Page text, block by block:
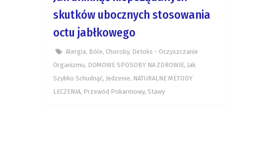
skutków ubocznych stosowania
octu jabłkowego
Alergia, Bóle, Choroby, Detoks - Oczyszczanie
Organizmu, DOMOWE SPOSOBY NA ZDROWIE, Jak
Szybko Schudnąć, Jedzenie, NATURALNE METODY
LECZENIA, Przewód Pokarmowy, Stawy